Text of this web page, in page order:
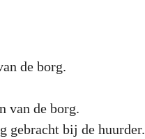
de borg.
van de borg.
gebracht bij de huurder.